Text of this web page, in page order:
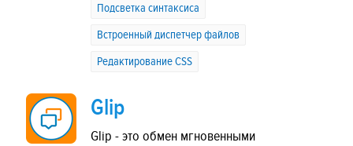
Подсветка синтаксиса
Встроенный диспетчер файлов
Редактирование CSS
Glip
Glip - это обмен мгновенными